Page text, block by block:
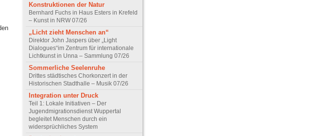
Konstruktionen der Natur
Bernhard Fuchs in Haus Esters in Krefeld
– Kunst in NRW 07/26
„Licht zieht Menschen an“
Direktor John Jaspers über „Light
Dialogues“im Zentrum für internationale
Lichtkunst in Unna – Sammlung 07/26
Sommerliche Seelenruhe
Drittes städtisches Chorkonzert in der
Historischen Stadthalle – Musik 07/26
Integration unter Druck
Teil 1: Lokale Initiativen – Der
Jugendmigrationsdienst Wuppertal
begleitet Menschen durch ein
widersprüchliches System